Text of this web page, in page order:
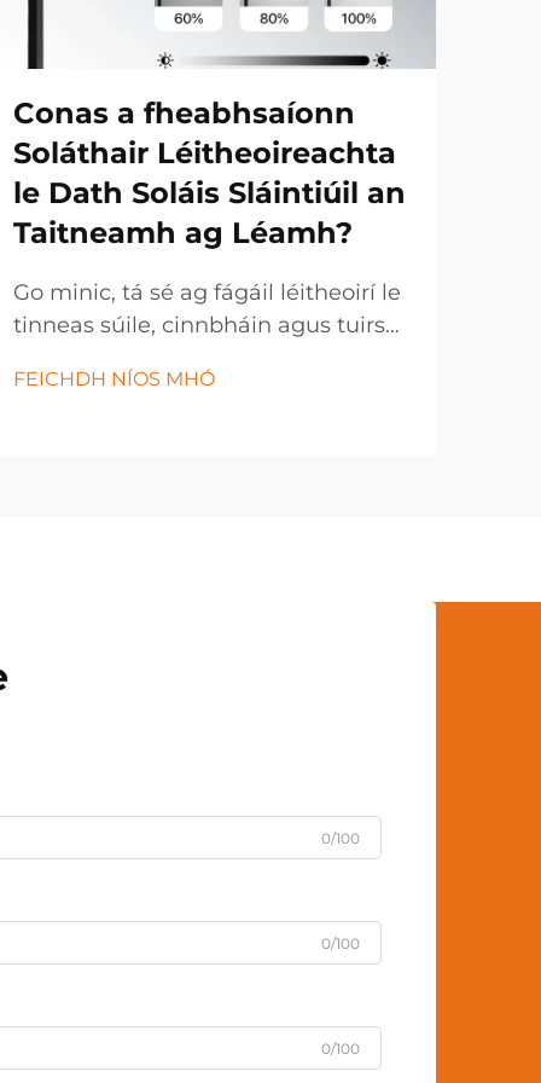
Conas a fheabhsaíonn
Soláthair Léitheoireachta
le Dath Soláis Sláintiúil an
Taitneamh ag Léamh?
Go minic, tá sé ag fágáil léitheoirí le
tinneas súile, cinnbháin agus tuirse i
go háirithe nuair a úsáideann siad
FEICHDH NÍOS MHÓ
0/100
0/100
0/100